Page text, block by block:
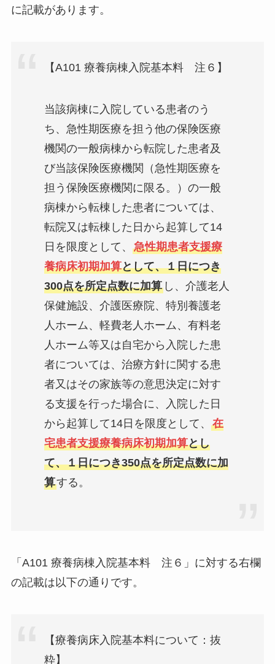
に記載があります。
【A101 療養病棟入院基本料 注６】
当該病棟に入院している患者のう
ち、急性期医療を担う他の保険医療
機関の一般病棟から転院した患者及
び当該保険医療機関（急性期医療を
担う保険医療機関に限る。）の一般
病棟から転棟した患者については、
転院又は転棟した日から起算して14
日を限度として、 急性期患者支援療
養病床初期加算として、１日につき
300点を所定点数に加算し、介護老人
保健施設、介護医療院、特別養護老
人ホーム、軽費老人ホーム、有料老
人ホーム等又は自宅から入院した患
者については、治療方針に関する患
者又はその家族等の意思決定に対す
る支援を行った場合に、入院した日
から起算して14日を限度として、 在
宅患者支援療養病床初期加算とし
て、１日につき350点を所定点数に加
算する。
「A101 療養病棟入院基本料 注６」に対する右欄
の記載は以下の通りです。
【療養病床入院基本料について：抜
粋】